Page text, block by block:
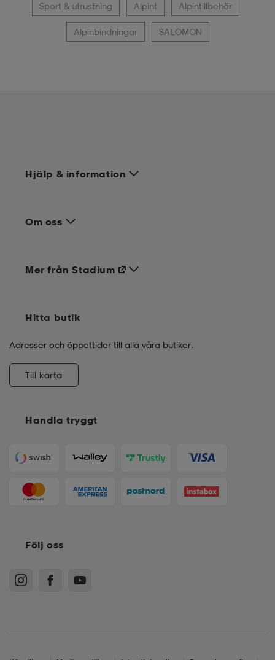
Sport & utrustning Alpint Alpintillbehör
Alpinbindningar SALOMON
Hjälp & information
Om oss
Handla tryggt
Mer från Stadium
Hitta butik
Adresser och öppettider till alla våra butiker.
Till karta
Följ oss